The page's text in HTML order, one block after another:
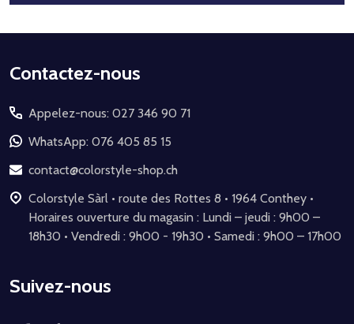
Début
pied
de
page
Contactez-nous
Appelez-nous: 027 346 90 71
WhatsApp: 076 405 85 15
contact@colorstyle-shop.ch
Colorstyle Sàrl • route des Rottes 8 • 1964 Conthey •
Horaires ouverture du magasin : Lundi – jeudi : 9h00 –
18h30 • Vendredi : 9h00 - 19h30 • Samedi : 9h00 – 17h00
Suivez-nous